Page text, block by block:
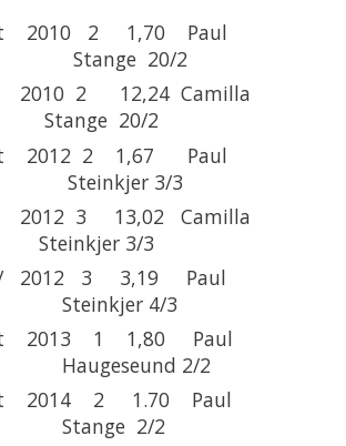
t 2010 2 1,70 Paul
Stange 20/2
2 12,24 Camilla
Stange 20/2
t 2012 2 1,67 Paul
Steinkjer 3/3
3 13,02 Camilla
Steinkjer 3/3
2012 3 3,19 Paul
Steinkjer 4/3
t 2013 1 1,80 Paul
Haugeseund 2/2
t 2014 2 1.70 Paul
Stange 2/2